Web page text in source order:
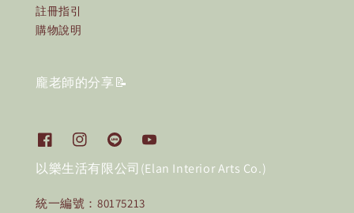
註冊指引
購物說明
龐老師的分享📝
以樂生活有限公司(Elan Interior Arts Co.)
統一編號：80175213